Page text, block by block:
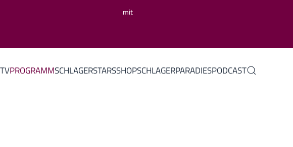
mit
PROGRAMMSCHLAGERSTARSSHOPSCHLAGERPARADIESPODCAST